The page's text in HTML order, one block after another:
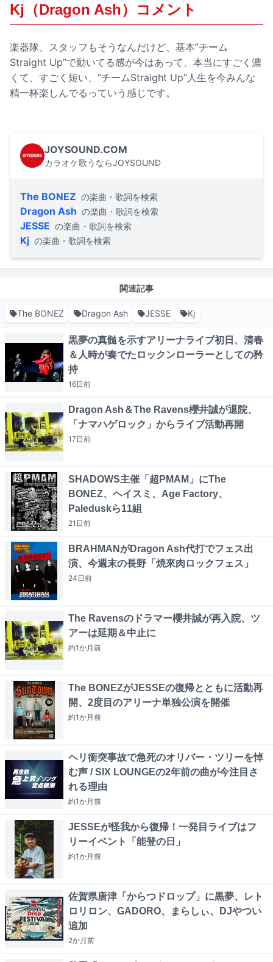
Kj（Dragon Ash）コメント
楽器隊、スタッフもそうなんだけど、基本”チーム
Straight Up”で動いてる感が今はあって、本当にすごく濃
くて、すごく短い、”チームStraight Up”人生を今みんな
精一杯楽しんでるっていう感じです。
JOYSOUND.COM
カラオケ歌うならJOYSOUND
The BONEZ の楽曲・歌詞を検索
Dragon Ash の楽曲・歌詞を検索
JESSE の楽曲・歌詞を検索
Kj の楽曲・歌詞を検索
関連記事
The BONEZ Dragon Ash JESSE Kj
黒夢の真髄を示すアリーナライブ初日、清春
＆人時が奏でたロックンローラーとしての矜
持
16日前
Dragon Ash＆The Ravens櫻井誠が退院、
「ナマハゲロック」からライブ活動再開
17日前
SHADOWS主催「超PMAM」にThe
BONEZ、ヘイスミ、Age Factory、
Paleduskら11組
21日前
BRAHMANがDragon Ash代打でフェス出
演、今週末の長野「焼來肉ロックフェス」
24日前
The Ravensのドラマー櫻井誠が再入院、ツ
アーは延期＆中止に
約1か月前
The BONEZがJESSEの復帰とともに活動再
開、2度目のアリーナ単独公演を開催
約1か月前
ヘリ衝突事故で急死のオリバー・ツリーを悼
む声 / SIX LOUNGEの2年前の曲が今注目さ
れる理由
約1か月前
JESSEが怪我から復帰！一発目ライブはフ
リーイベント「能登の日」
約1か月前
佐賀県唐津「からつドロップ」に黒夢、レト
ロリロン、GADORO、まらしぃ、DJやつい
追加
2か月前